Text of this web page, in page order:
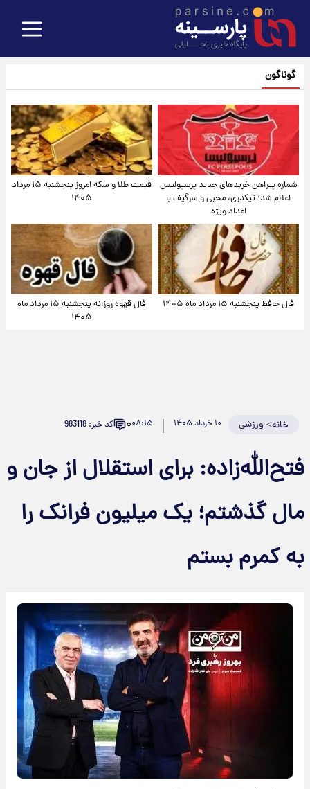
گوناگون
شماره پیراهن خریدهای جدید پرسپولیس
اعلام شد؛ تیکدری، محبی و سرگیف با
اعداد ویژه
قیمت طلا و سکه امروز پنجشنبه ۱۵ مرداد
۱۴۰۵
فال حافظ پنجشنبه ۱۵ مرداد ماه ۱۴۰۵
فال قهوه روزانه پنجشنبه ۱۵ مرداد ماه
۱۴۰۵
خانه> ورزشی ۱۰ خرداد ۱۴۰۵ ۰۸:۱۵۰ کد خبر: 983118
فتح‌الله‌زاده: برای استقلال از جان و
مال گذشتم؛ یک میلیون فرانک را
به کمرم بستم